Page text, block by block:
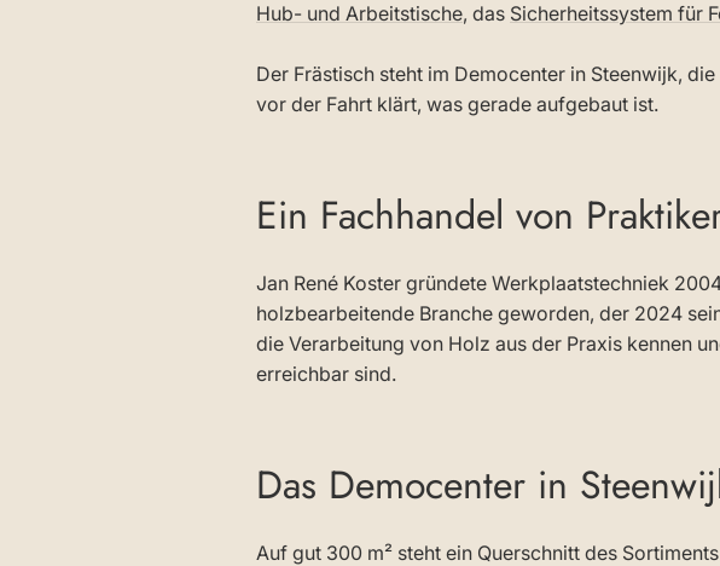
Hub- und Arbeitstische, das Sicherheitssystem für
Der Frästisch steht im Democenter in Steenwijk,
vor der Fahrt klärt, was gerade aufgebaut ist.
Ein Fachhandel von
Jan René Koster gründete Werkplaatstechniek
holzbearbeitende Branche geworden, der 2024
die Verarbeitung von Holz aus der Praxis kennen
erreichbar sind.
Das Democenter in
Auf gut 300 m² steht ein Querschnitt des